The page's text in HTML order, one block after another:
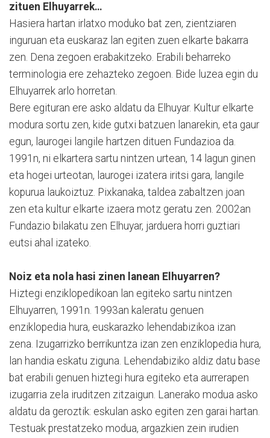
zituen Elhuyarrek…
Hasiera hartan irlatxo moduko bat zen, zientziaren
inguruan eta euskaraz lan egiten zuen elkarte bakarra
zen. Dena zegoen erabakitzeko. Erabili beharreko
terminologia ere zehazteko zegoen. Bide luzea egin du
Elhuyarrek arlo horretan.
Bere egituran ere asko aldatu da Elhuyar. Kultur elkarte
modura sortu zen, kide gutxi batzuen lanarekin, eta gaur
egun, laurogei langile hartzen dituen Fundazioa da.
1991n, ni elkartera sartu nintzen urtean, 14 lagun ginen
eta hogei urteotan, laurogei izatera iritsi gara, langile
kopurua laukoiztuz. Pixkanaka, taldea zabaltzen joan
zen eta kultur elkarte izaera motz geratu zen. 2002an
Fundazio bilakatu zen Elhuyar, jarduera horri guztiari
eutsi ahal izateko.
Noiz eta nola hasi zinen lanean Elhuyarren?
Hiztegi enziklopedikoan lan egiteko sartu nintzen
Elhuyarren, 1991n. 1993an kaleratu genuen
enziklopedia hura, euskarazko lehendabizikoa izan
zena. Izugarrizko berrikuntza izan zen enziklopedia hura,
lan handia eskatu ziguna. Lehendabiziko aldiz datu base
bat erabili genuen hiztegi hura egiteko eta aurrerapen
izugarria zela iruditzen zitzaigun. Lanerako modua asko
aldatu da geroztik: eskulan asko egiten zen garai hartan.
Testuak prestatzeko modua, argazkien zein irudien